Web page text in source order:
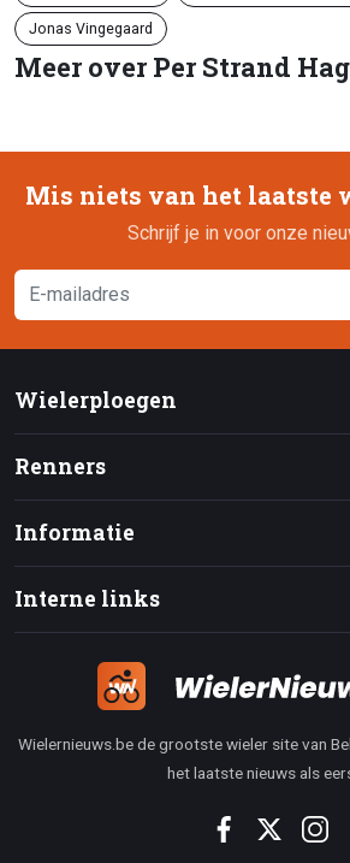
Jonas Vingegaard
Meer over Per Strand
Mis niets van het laatste
Schrijf je in voor onze
Wielerploegen
Renners
Informatie
Interne links
Wielernieuws.be de grootste wieler site van
het laatste nieuws als